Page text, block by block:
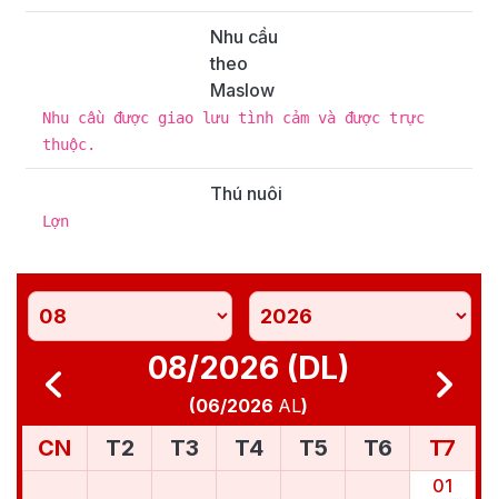
Nhu cầu
theo
Maslow
Nhu cầu được giao lưu tình cảm và được trực
thuộc.
Thú nuôi
Lợn
08/2026 (DL)
(06/2026 AL)
CN T2 T3 T4 T5 T6 T7
01